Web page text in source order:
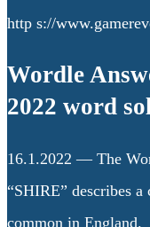
http s://
Wordle
2022 word
16.1.2022 — The
“SHIRE” describes
common in England.